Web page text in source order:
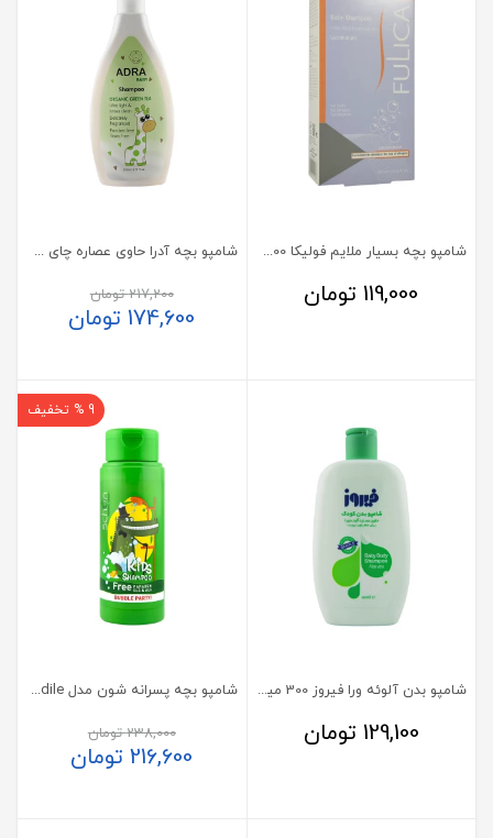
شامپو بچه بسیار ملایم فولیکا 200 میلی لیتر
119,000 تومان
شامپو بچه آدرا حاوی عصاره چای سبز
217,200تومان
174,600 تومان
شامپو بدن آلوئه ورا فیروز 300 میلی لیتر
129,100 تومان
9 % تخفیف
شامپو بچه پسرانه شون مدل Crocodile
238,000تومان
216,600تومان